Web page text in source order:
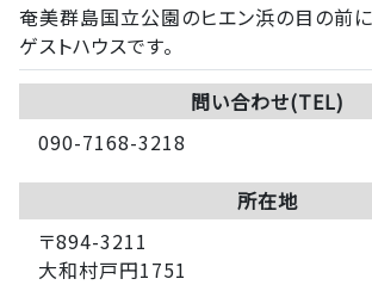
奄美群島国立公園のヒエン浜の目の前
ゲストハウスです。
問い合わせ(TEL)
090-7168-3218
所在地
〒894-3211
大和村戸円1751